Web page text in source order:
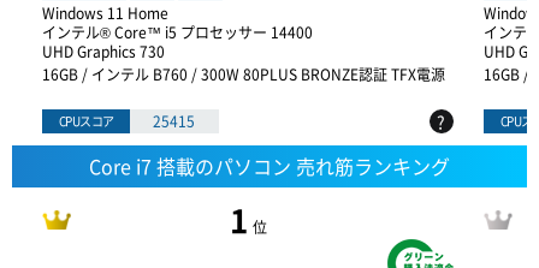
Windows 11 Home
インテル® Core™ i5 プロセッサー 14400
UHD Graphics 730
16GB / インテル B760 / 300W 80PLUS BRONZE認証 TFX電源
CPUスコア 25415 ?
インテ
UHD
16GB /
CPUス
Core i7 搭載のパソコン 売れ筋ランキング
1 位